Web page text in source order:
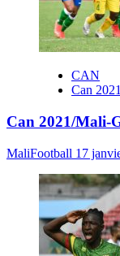
CAN
Can 2021
Can 2021/Mali-
MaliFootball 17